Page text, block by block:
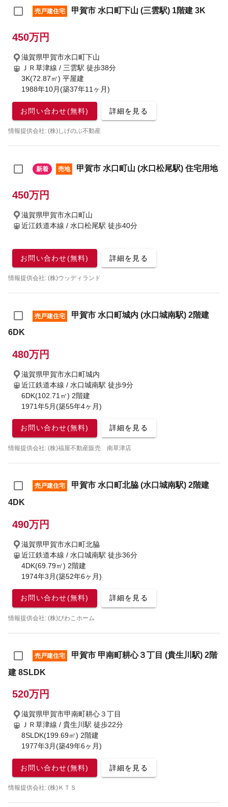
売戸建住宅 甲賀市 水口町下山 (三雲駅) 1階建 3K
450万円
滋賀県甲賀市水口町下山
ＪＲ草津線 / 三雲駅 徒歩38分
3K(72.87㎡) 平屋建
1988年10月(築37年11ヶ月)
お問い合わせ(無料) 詳細を見る
情報提供会社: (株)しげのぶ不動産
新着 売地 甲賀市 水口町山 (水口松尾駅) 住宅用地
450万円
滋賀県甲賀市水口町山
近江鉄道本線 / 水口松尾駅 徒歩40分
お問い合わせ(無料) 詳細を見る
情報提供会社: (株)ウッディランド
売戸建住宅
甲賀市 水口町城内 (水口城南駅) 2階建
6DK
480万円
滋賀県甲賀市水口町城内
近江鉄道本線 / 水口城南駅 徒歩9分
6DK(102.71㎡) 2階建
1971年5月(築55年4ヶ月)
お問い合わせ(無料) 詳細を見る
情報提供会社: (株)福屋不動産販売 南草津店
売戸建住宅
甲賀市 水口町北脇 (水口城南駅) 2階建
4DK
490万円
滋賀県甲賀市水口町北脇
近江鉄道本線 / 水口城南駅 徒歩36分
4DK(69.79㎡) 2階建
1974年3月(築52年6ヶ月)
お問い合わせ(無料) 詳細を見る
情報提供会社: (株)びわこホーム
売戸建住宅
甲賀市 甲南町耕心３丁目 (貴生川駅) 2階
建 8SLDK
520万円
滋賀県甲賀市甲南町耕心３丁目
ＪＲ草津線 / 貴生川駅 徒歩22分
8SLDK(199.69㎡) 2階建
1977年3月(築49年6ヶ月)
お問い合わせ(無料) 詳細を見る
情報提供会社: (株)ＫＴＳ